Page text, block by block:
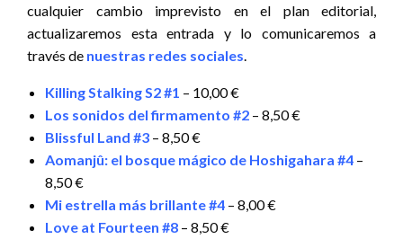
cualquier cambio imprevisto en el plan editorial,
actualizaremos esta entrada y lo comunicaremos a
través de nuestras redes sociales.
Killing Stalking S2 #1 – 10,00 €
Los sonidos del firmamento #2 – 8,50 €
Blissful Land #3 – 8,50 €
Aomanjû: el bosque mágico de Hoshigahara #4 –
8,50 €
Mi estrella más brillante #4 – 8,00 €
Love at Fourteen #8 – 8,50 €